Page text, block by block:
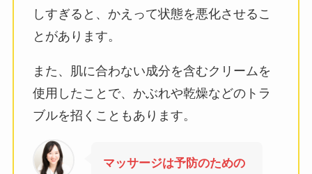
しすぎると、かえって状態を悪化させるこ
とがあります。
また、肌に合わない成分を含むクリームを
使用したことで、かぶれや乾燥などのトラ
ブルを招くこともあります。
マッサージは予防のための